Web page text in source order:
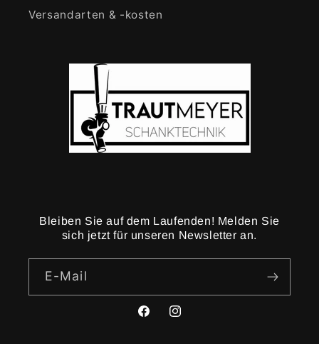
Versandarten & -kosten
Bleiben Sie auf dem Laufenden! Melden Sie
sich jetzt für unseren Newsletter an.
E-Mail
FacebookInstagram